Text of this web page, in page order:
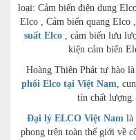
loại: Cảm biến điện dung
Elco , Cảm biến quang Elco ,
suất Elco, cảm biến lưu
kiện cảm biến
Hoàng Thiên Phát tự hào là
phối Elco tại Việt Nam,
tín chất lượng.
Đại lý ELCO Việt Nam là
phong trên toàn thế giới về